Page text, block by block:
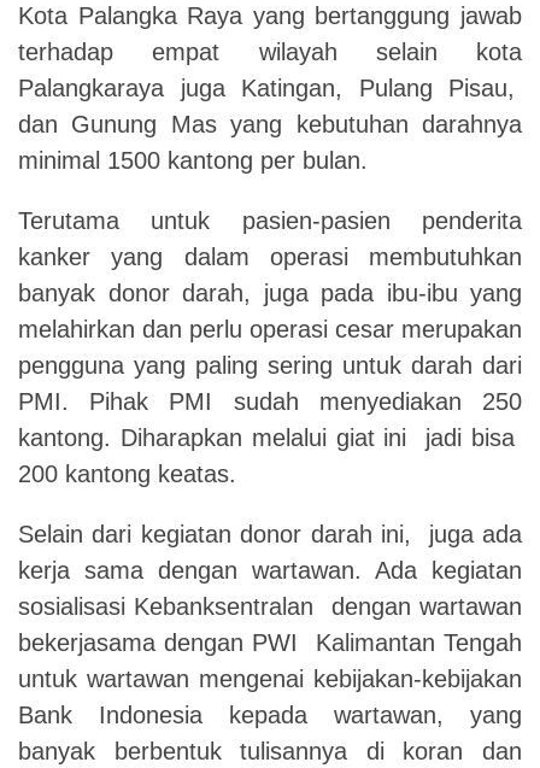
Kota Palangka Raya yang bertanggung jawab
terhadap empat wilayah selain kota
Palangkaraya juga Katingan, Pulang Pisau,
dan Gunung Mas yang kebutuhan darahnya
minimal 1500 kantong per bulan.
Terutama untuk pasien-pasien penderita
kanker yang dalam operasi membutuhkan
banyak donor darah, juga pada ibu-ibu yang
melahirkan dan perlu operasi cesar merupakan
pengguna yang paling sering untuk darah dari
PMI. Pihak PMI sudah menyediakan 250
kantong. Diharapkan melalui giat ini jadi bisa
200 kantong keatas.
Selain dari kegiatan donor darah ini, juga ada
kerja sama dengan wartawan. Ada kegiatan
sosialisasi Kebanksentralan dengan wartawan
bekerjasama dengan PWI Kalimantan Tengah
untuk wartawan mengenai kebijakan-kebijakan
Bank Indonesia kepada wartawan, yang
banyak berbentuk tulisannya di koran dan